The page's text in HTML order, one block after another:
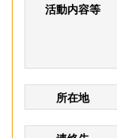
活動内容等
所在地